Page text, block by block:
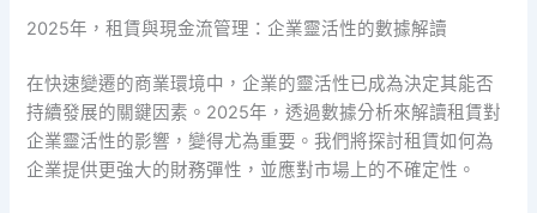
2025年，租賃與現金流管理：企業靈活性的數據解讀
在快速變遷的商業環境中，企業的靈活性已成為決定其能否
持續發展的關鍵因素。2025年，透過數據分析來解讀租賃對
企業靈活性的影響，變得尤為重要。我們將探討租賃如何為
企業提供更強大的財務彈性，並應對市場上的不確定性。